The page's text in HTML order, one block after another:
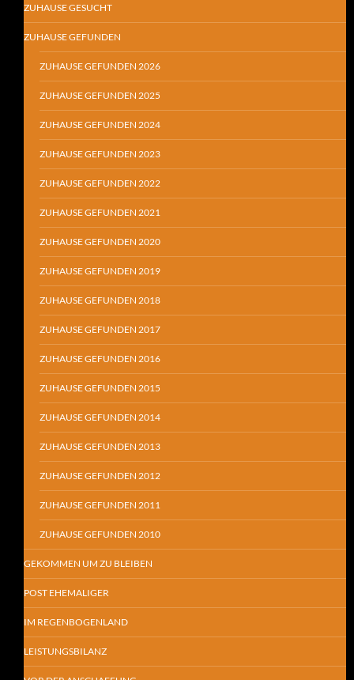
ZUHAUSE GESUCHT
ZUHAUSE GEFUNDEN
ZUHAUSE GEFUNDEN 2026
ZUHAUSE GEFUNDEN 2025
ZUHAUSE GEFUNDEN 2024
ZUHAUSE GEFUNDEN 2023
ZUHAUSE GEFUNDEN 2022
ZUHAUSE GEFUNDEN 2021
ZUHAUSE GEFUNDEN 2020
ZUHAUSE GEFUNDEN 2019
ZUHAUSE GEFUNDEN 2018
ZUHAUSE GEFUNDEN 2017
ZUHAUSE GEFUNDEN 2016
ZUHAUSE GEFUNDEN 2015
ZUHAUSE GEFUNDEN 2014
ZUHAUSE GEFUNDEN 2013
ZUHAUSE GEFUNDEN 2012
ZUHAUSE GEFUNDEN 2011
ZUHAUSE GEFUNDEN 2010
GEKOMMEN UM ZU BLEIBEN
POST EHEMALIGER
IM REGENBOGENLAND
LEISTUNGSBILANZ